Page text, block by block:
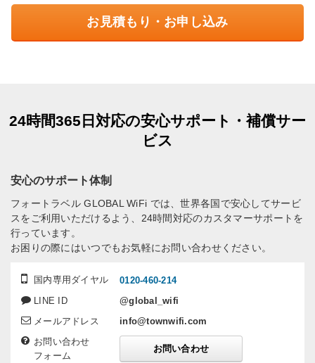
お見積もり・お申し込み
24時間365日対応の安心サポート・補償サー
ビス
安心のサポート体制
国内専用ダイヤル
0120-460-214
LINE ID
@global_wifi
メールアドレス
info@townwifi.com
お問い合わせ
フォーム
お問い合わせ
フォートラベル GLOBAL WiFi では、世界各国で安心してサービ
スをご利用いただけるよう、24時間対応のカスタマーサポートを
行っています。
お困りの際にはいつでもお気軽にお問い合わせください。